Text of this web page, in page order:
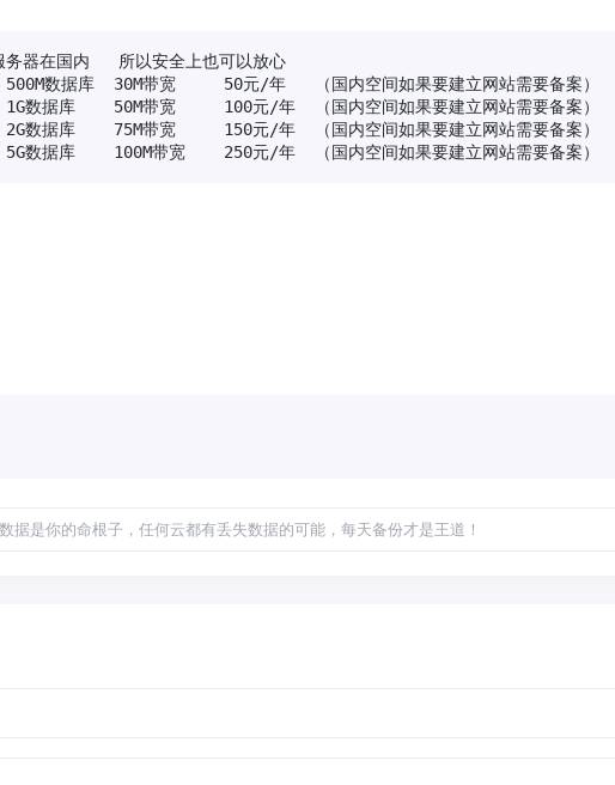
器在国内   所以安全上也可以放心
500M数据库  30M带宽     50元/年   （国内空间如果要建立网站需要备案）
1G数据库    50M带宽     100元/年  （国内空间如果要建立网站需要备案）
2G数据库    75M带宽     150元/年  （国内空间如果要建立网站需要备案）
5G数据库    100M带宽    250元/年  （国内空间如果要建立网站需要备案）
据是你的命根子，任何云都有丢失数据的可能，每天备份才是王道！